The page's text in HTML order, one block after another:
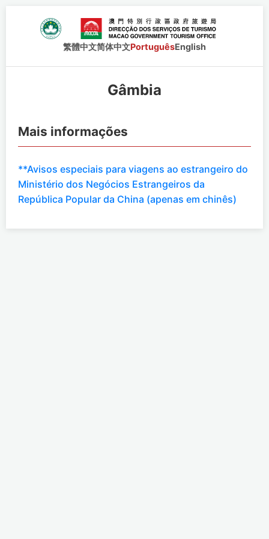
繁體中文简体中文PortuguêsEnglish
Gâmbia
Mais informações
**Avisos especiais para viagens ao estrangeiro do
Ministério dos Negócios Estrangeiros da
República Popular da China (apenas em chinês)